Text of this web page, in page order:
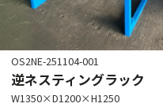
OS2NE-251104-001
逆ネスティングラック
W1350×D1200×H1250